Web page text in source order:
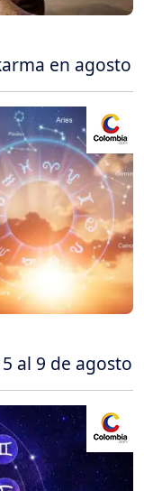
en agosto
al 9 de agosto